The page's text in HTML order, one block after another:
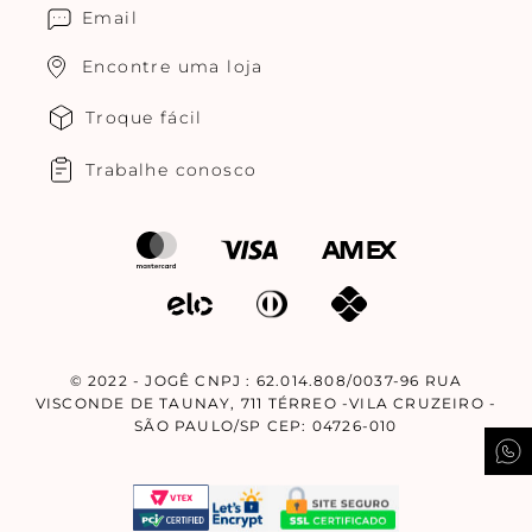
Email
Encontre uma loja
Troque fácil
Trabalhe conosco
© 2022 - JOGÊ CNPJ : 62.014.808/0037-96 RUA
VISCONDE DE TAUNAY, 711 TÉRREO -VILA CRUZEIRO -
SÃO PAULO/SP CEP: 04726-010